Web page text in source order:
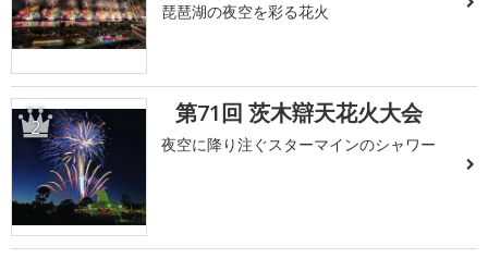
琵琶湖の夜空を彩る花火
2 第71回 茨木辯天花火大会
夜空に降り注ぐスターマインのシャワー